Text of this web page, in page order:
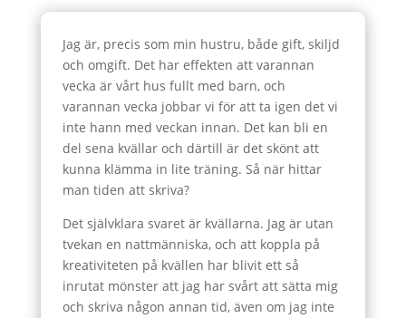
Jag är, precis som min hustru, både gift, skiljd
och omgift. Det har effekten att varannan
vecka är vårt hus fullt med barn, och
varannan vecka jobbar vi för att ta igen det vi
inte hann med veckan innan. Det kan bli en
del sena kvällar och därtill är det skönt att
kunna klämma in lite träning. Så när hittar
man tiden att skriva?
Det självklara svaret är kvällarna. Jag är utan
tvekan en nattmänniska, och att koppla på
kreativiteten på kvällen har blivit ett så
inrutat mönster att jag har svårt att sätta mig
och skriva någon annan tid, även om jag inte